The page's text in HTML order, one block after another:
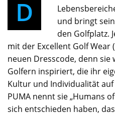
D
und bringt
den Golfplatz.
mit der Excellent Golf Wear
neuen Dresscode, denn
Golfern inspiriert, die ihr
Kultur und Individualität
PUMA nennt sie „Humans
sich entschieden haben,